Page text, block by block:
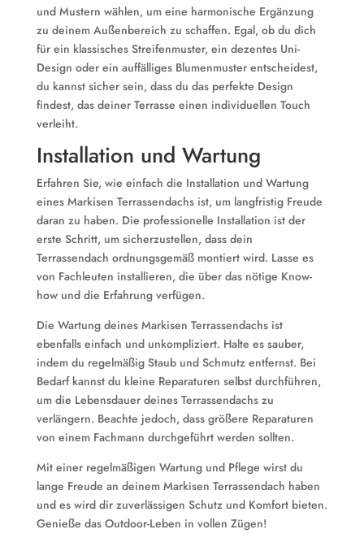
und Mustern wählen, um eine harmonische Ergänzung
zu deinem Außenbereich zu schaffen. Egal, ob du dich
für ein klassisches Streifenmuster, ein dezentes Uni-
Design oder ein auffälliges Blumenmuster entscheidest,
du kannst sicher sein, dass du das perfekte Design
findest, das deiner Terrasse einen individuellen Touch
verleiht.
Installation und Wartung
Erfahren Sie, wie einfach die Installation und Wartung
eines Markisen Terrassendachs ist, um langfristig Freude
daran zu haben. Die professionelle Installation ist der
erste Schritt, um sicherzustellen, dass dein
Terrassendach ordnungsgemäß montiert wird. Lasse es
von Fachleuten installieren, die über das nötige Know-
how und die Erfahrung verfügen.
Die Wartung deines Markisen Terrassendachs ist
ebenfalls einfach und unkompliziert. Halte es sauber,
indem du regelmäßig Staub und Schmutz entfernst. Bei
Bedarf kannst du kleine Reparaturen selbst durchführen,
um die Lebensdauer deines Terrassendachs zu
verlängern. Beachte jedoch, dass größere Reparaturen
von einem Fachmann durchgeführt werden sollten.
Mit einer regelmäßigen Wartung und Pflege wirst du
lange Freude an deinem Markisen Terrassendach haben
und es wird dir zuverlässigen Schutz und Komfort bieten.
Genieße das Outdoor-Leben in vollen Zügen!